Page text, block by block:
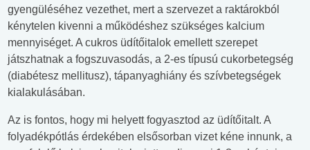
gyengüléséhez vezethet, mert a szervezet a raktárokból
kénytelen kivenni a működéshez szükséges kalcium
mennyiséget. A cukros üdítőitalok emellett szerepet
játszhatnak a fogszuvasodás, a 2-es típusú cukorbetegség
(diabétesz mellitusz), tápanyaghiány és szívbetegségek
kialakulásában.
Az is fontos, hogy mi helyett fogyasztod az üdítőitalt. A
folyadékpótlás érdekében elsősorban vizet kéne innunk, a